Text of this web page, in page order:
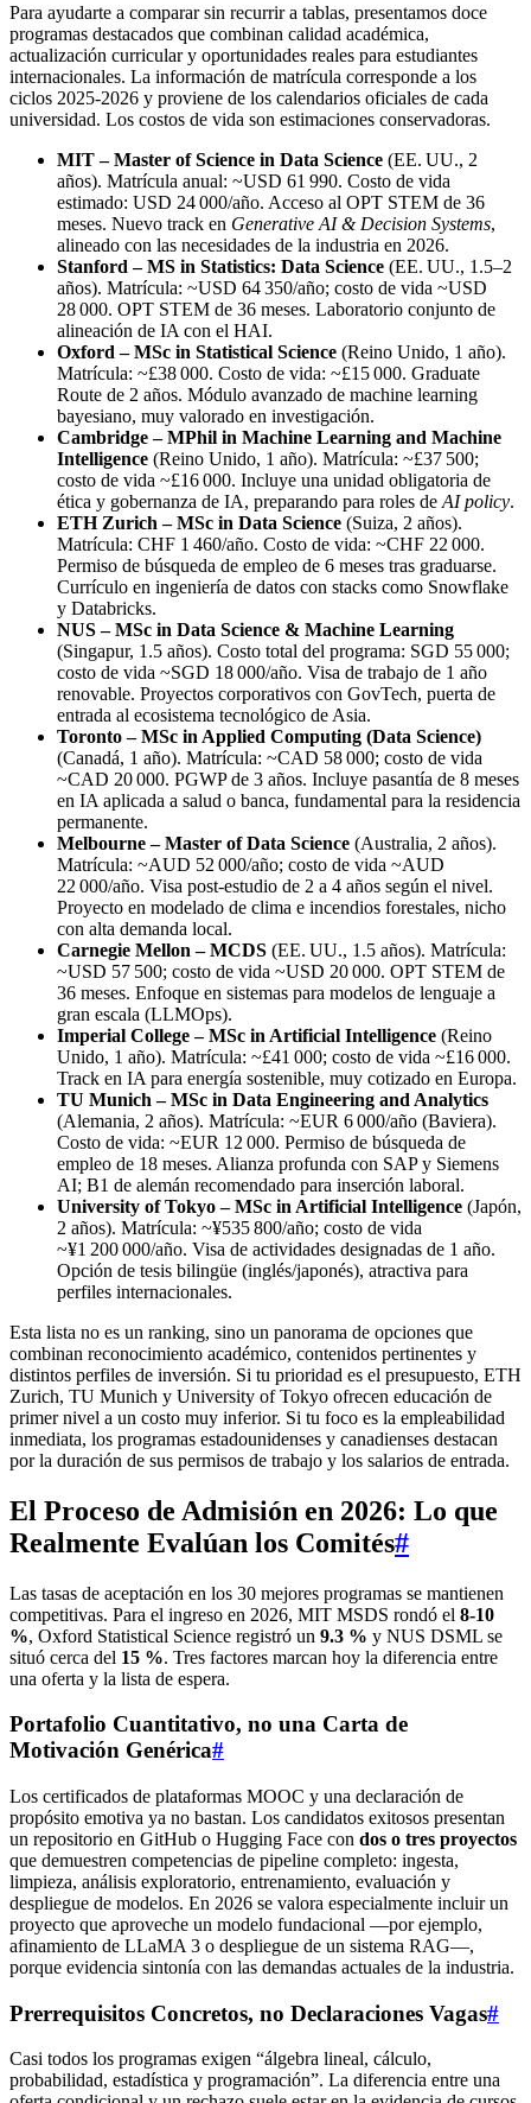
Para ayudarte a comparar sin recurrir a tablas, presentamos doce
programas destacados que combinan calidad académica,
actualización curricular y oportunidades reales para estudiantes
internacionales. La información de matrícula corresponde a los
ciclos 2025‑2026 y proviene de los calendarios oficiales de cada
universidad. Los costos de vida son estimaciones conservadoras.
MIT – Master of Science in Data Science (EE. UU., 2
años). Matrícula anual: ~USD 61 990. Costo de vida
estimado: USD 24 000/año. Acceso al OPT STEM de 36
meses. Nuevo track en Generative AI & Decision Systems,
alineado con las necesidades de la industria en 2026.
Stanford – MS in Statistics: Data Science (EE. UU., 1.5–2
años). Matrícula: ~USD 64 350/año; costo de vida ~USD
28 000. OPT STEM de 36 meses. Laboratorio conjunto de
alineación de IA con el HAI.
Oxford – MSc in Statistical Science (Reino Unido, 1 año).
Matrícula: ~£38 000. Costo de vida: ~£15 000. Graduate
Route de 2 años. Módulo avanzado de machine learning
bayesiano, muy valorado en investigación.
Cambridge – MPhil in Machine Learning and Machine
Intelligence (Reino Unido, 1 año). Matrícula: ~£37 500;
costo de vida ~£16 000. Incluye una unidad obligatoria de
ética y gobernanza de IA, preparando para roles de AI policy.
ETH Zurich – MSc in Data Science (Suiza, 2 años).
Matrícula: CHF 1 460/año. Costo de vida: ~CHF 22 000.
Permiso de búsqueda de empleo de 6 meses tras graduarse.
Currículo en ingeniería de datos con stacks como Snowflake
y Databricks.
NUS – MSc in Data Science & Machine Learning
(Singapur, 1.5 años). Costo total del programa: SGD 55 000;
costo de vida ~SGD 18 000/año. Visa de trabajo de 1 año
renovable. Proyectos corporativos con GovTech, puerta de
entrada al ecosistema tecnológico de Asia.
Toronto – MSc in Applied Computing (Data Science)
(Canadá, 1 año). Matrícula: ~CAD 58 000; costo de vida
~CAD 20 000. PGWP de 3 años. Incluye pasantía de 8 meses
en IA aplicada a salud o banca, fundamental para la residencia
permanente.
Melbourne – Master of Data Science (Australia, 2 años).
Matrícula: ~AUD 52 000/año; costo de vida ~AUD
22 000/año. Visa post‑estudio de 2 a 4 años según el nivel.
Proyecto en modelado de clima e incendios forestales, nicho
con alta demanda local.
Carnegie Mellon – MCDS (EE. UU., 1.5 años). Matrícula:
~USD 57 500; costo de vida ~USD 20 000. OPT STEM de
36 meses. Enfoque en sistemas para modelos de lenguaje a
gran escala (LLMOps).
Imperial College – MSc in Artificial Intelligence (Reino
Unido, 1 año). Matrícula: ~£41 000; costo de vida ~£16 000.
Track en IA para energía sostenible, muy cotizado en Europa.
TU Munich – MSc in Data Engineering and Analytics
(Alemania, 2 años). Matrícula: ~EUR 6 000/año (Baviera).
Costo de vida: ~EUR 12 000. Permiso de búsqueda de
empleo de 18 meses. Alianza profunda con SAP y Siemens
AI; B1 de alemán recomendado para inserción laboral.
University of Tokyo – MSc in Artificial Intelligence (Japón,
2 años). Matrícula: ~¥535 800/año; costo de vida
~¥1 200 000/año. Visa de actividades designadas de 1 año.
Opción de tesis bilingüe (inglés/japonés), atractiva para
perfiles internacionales.
Esta lista no es un ranking, sino un panorama de opciones que
combinan reconocimiento académico, contenidos pertinentes y
distintos perfiles de inversión. Si tu prioridad es el presupuesto, ETH
Zurich, TU Munich y University of Tokyo ofrecen educación de
primer nivel a un costo muy inferior. Si tu foco es la empleabilidad
inmediata, los programas estadounidenses y canadienses destacan
por la duración de sus permisos de trabajo y los salarios de entrada.
El Proceso de Admisión en 2026: Lo que
Realmente Evalúan los Comités#
Las tasas de aceptación en los 30 mejores programas se mantienen
competitivas. Para el ingreso en 2026, MIT MSDS rondó el 8‑10
%, Oxford Statistical Science registró un 9.3 % y NUS DSML se
situó cerca del 15 %. Tres factores marcan hoy la diferencia entre
una oferta y la lista de espera.
Portafolio Cuantitativo, no una Carta de
Motivación Genérica#
Los certificados de plataformas MOOC y una declaración de
propósito emotiva ya no bastan. Los candidatos exitosos presentan
un repositorio en GitHub o Hugging Face con dos o tres proyectos
que demuestren competencias de pipeline completo: ingesta,
limpieza, análisis exploratorio, entrenamiento, evaluación y
despliegue de modelos. En 2026 se valora especialmente incluir un
proyecto que aproveche un modelo fundacional —por ejemplo,
afinamiento de LLaMA 3 o despliegue de un sistema RAG—,
porque evidencia sintonía con las demandas actuales de la industria.
Prerrequisitos Concretos, no Declaraciones Vagas#
Casi todos los programas exigen “álgebra lineal, cálculo,
probabilidad, estadística y programación”. La diferencia entre una